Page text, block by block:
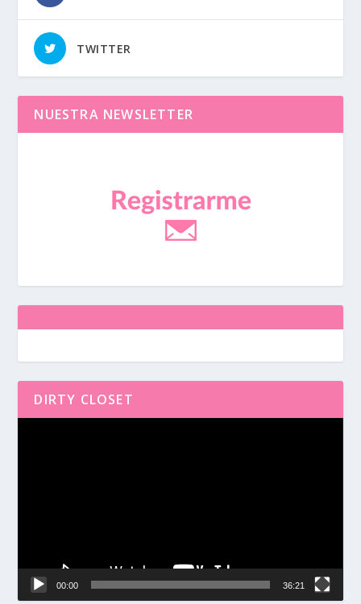
TWITTER
NUESTRA NEWSLETTER
DIRTY CLOSET
00:00 36:21